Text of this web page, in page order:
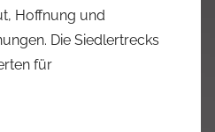
Hoffnung und
Die Siedlertrecks
für